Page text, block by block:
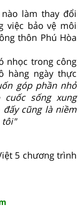
làm thay đổi
việc bảo vệ môi
thôn Phú Hòa
nhọc trong công
hàng ngày thực
góp phần nhỏ
sống xung
đấy cũng là niềm
tôi"
5 chương trình